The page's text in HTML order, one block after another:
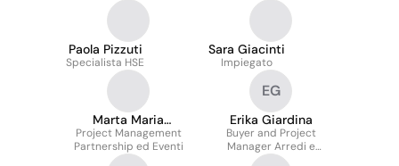
Paola Pizzuti
Specialista HSE
Sara Giacinti
Impiegato
Marta Maria
Altomare
Project Management
Partnership ed Eventi
EG
Erika Giardina
Buyer and Project
Manager Arredi e
Attrezzature